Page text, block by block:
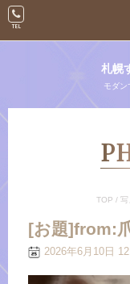
札幌
モダン
TOP / 写
[お題]from:
2026年6月10日